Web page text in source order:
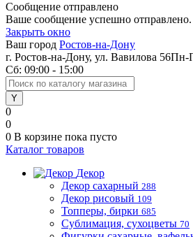
Сообщение отправлено
Ваше сообщение успешно
Закрыть окно
Ваш город Ростов-на-Дону
г. Ростов-на-Дону, ул. Вавилова 56Пн-
Сб: 09:00 - 15:00
0
0
0 В корзине пока пусто
Каталог товаров
Декор
Декор сахарный 288
Декор рисовый 109
Топперы, бирки 685
Сублимация, сухоцветы 70